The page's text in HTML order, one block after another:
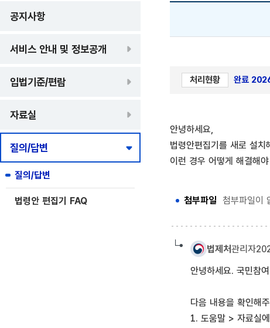
공지사항
서비스 안내 및 정보공개
입법기준/편람
자료실
질의/답변
질의/답변
법령안 편집기 FAQ
처리현황 완료
안녕하세요,
법령안편집기를 새로 설
이런 경우 어떻게 해결해
첨부파일 첨부파일이
법제처관리자
안녕하세요. 국민참
다음 내용을 확인해
1. 도움말 > 자료실